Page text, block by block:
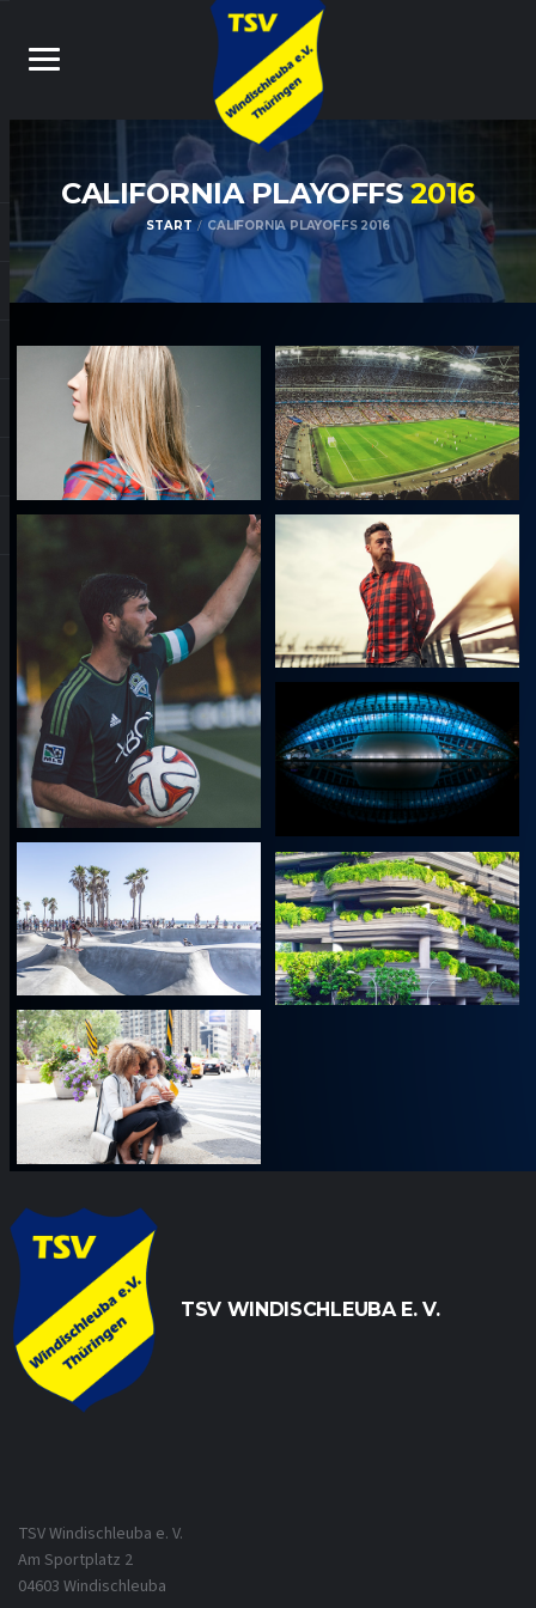
CALIFORNIA PLAYOFFS2016
START CALIFORNIA PLAYOFFS 2016
TSV WINDISCHLEUBA E. V.
TSV Windischleuba e. V.
Am Sportplatz 2
04603 Windischleuba